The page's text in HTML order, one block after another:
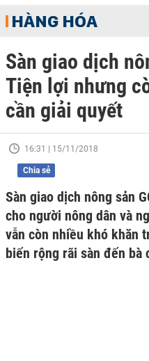
HÀNG HÓA
Sàn giao dịch
Tiện lợi nhưng
cần giải quyết
16:31 | 15/11/2018
Chia sẻ
Sàn giao dịch nông sản
cho người nông dân và
vẫn còn nhiều khó khăn
biến rộng rãi sàn đến bà